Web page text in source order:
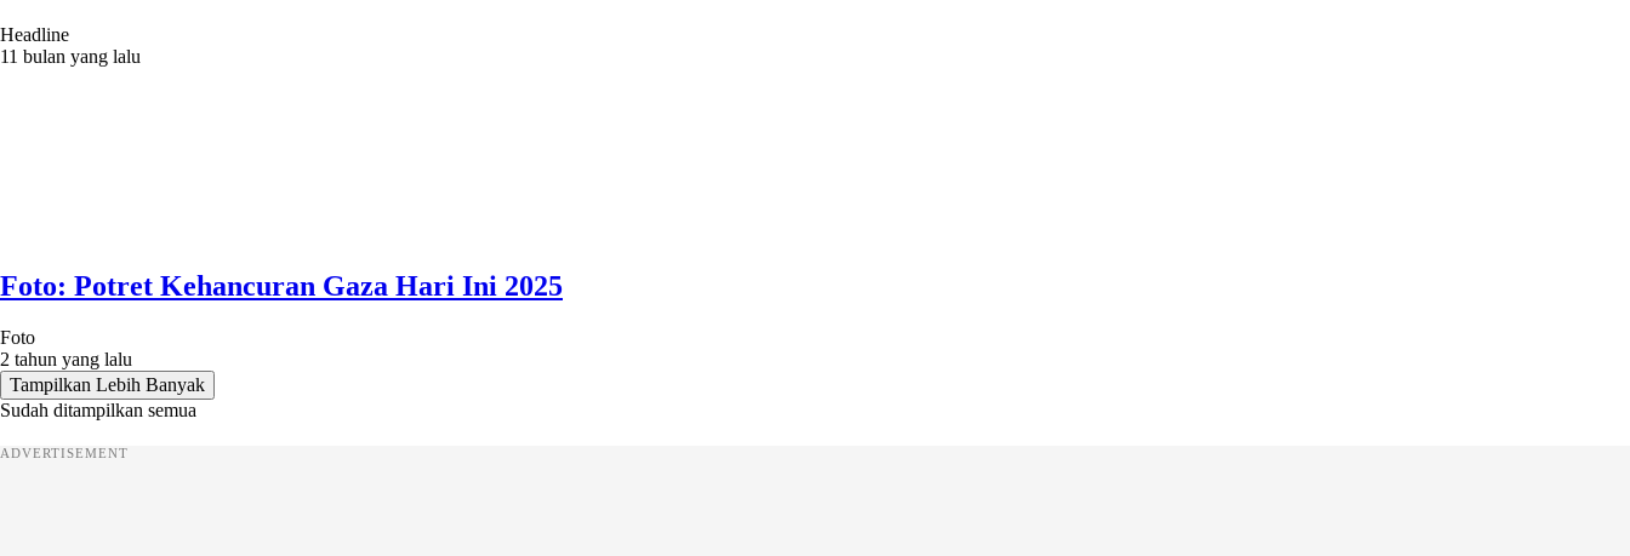
Headline
11 bulan yang lalu
Foto: Potret Kehancuran Gaza Hari Ini 2025
Foto
2 tahun yang lalu
Tampilkan Lebih Banyak
Sudah ditampilkan semua
ADVERTISEMENT